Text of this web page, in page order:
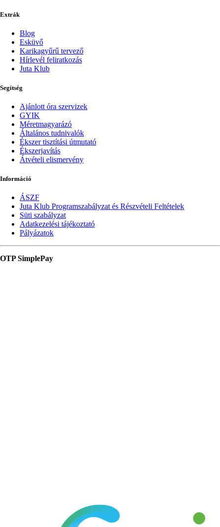
Extrák
Blog
Esküvő
Karikagyűrű tervező
Hírlevél feliratkozás
Juta Klub
Segítség
Ajánlott óra szervizek
GYIK
Méretmagyarázó
Általános tudnivalók
Ékszer tisztítási útmutató
Ékszerjavítás
Átvételi elismervény
Információ
ÁSZF
Juta Klub Programszabályzat és Részvételi Feltételek
Süti szabályzat
Adatkezelési tájékoztató
Pályázatok
OTP SimplePay